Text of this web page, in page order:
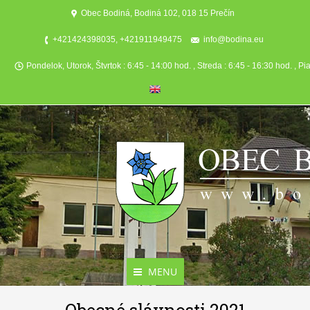
Obec Bodiná, Bodiná 102, 018 15 Prečín
+421424398035, +421911949475 info@bodina.eu
Pondelok, Utorok, Štvrtok : 6:45 - 14:00 hod. , Streda : 6:45 - 16:30 hod. ,
MENU